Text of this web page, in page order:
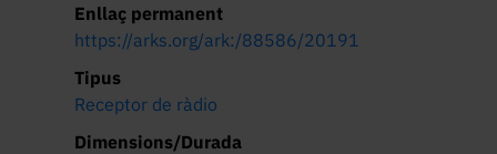
Enllaç permanent
https://arks.org/ark:/88586/20191
Tipus
Receptor de ràdio
Dimensions/Durada